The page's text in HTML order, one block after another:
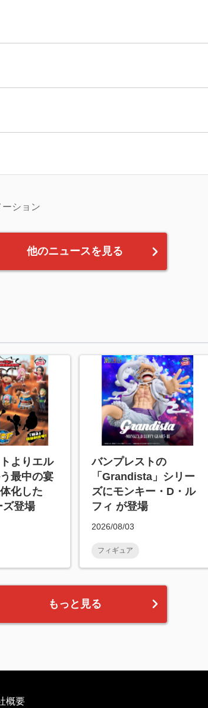
ション
他のニュースを見る
よりエル
最中の宴
化した
ズ登場
バンプレストの
「Grandista」シリー
ズにモンキー・D・ル
フィ が登場
2026/08/03
フィギュア
もっと見る
概要